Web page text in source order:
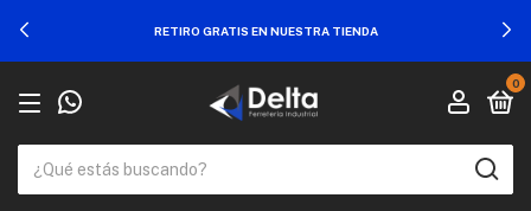
RETIRO GRATIS EN NUESTRA TIENDA
0